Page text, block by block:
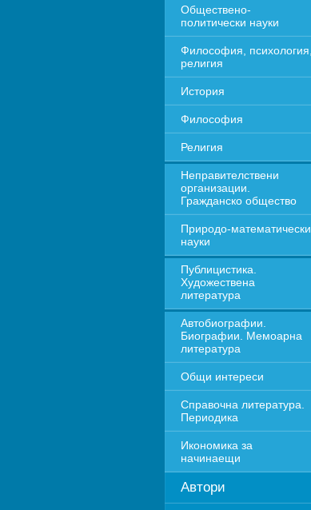
Обществено-
политически науки
Философия, психология,
религия
История
Философия
Религия
Неправителствени
организации.
Гражданско общество
Природо-математически
науки
Публицистика.
Художествена
литература
Автобиографии.
Биографии. Мемоарна
литература
Общи интереси
Справочна литература.
Периодика
Икономика за
начинаещи
Автори